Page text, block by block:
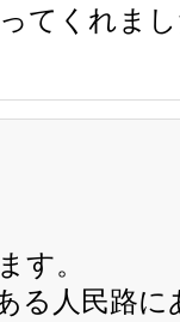
てくれま
す。
る人民路